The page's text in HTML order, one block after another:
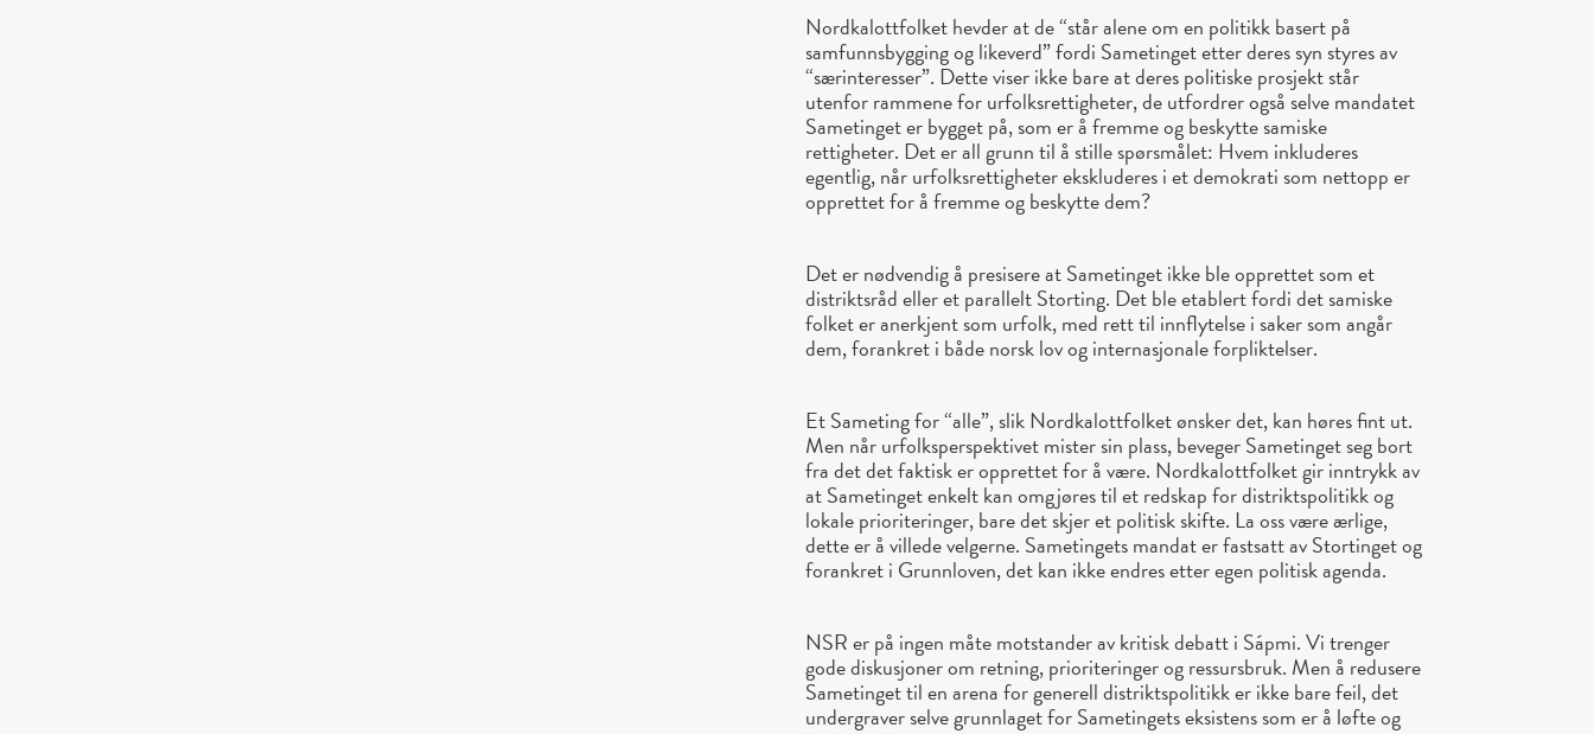
Nordkalottfolket hevder at de “står alene om en politikk basert på
samfunnsbygging og likeverd” fordi Sametinget etter deres syn styres av
“særinteresser”. Dette viser ikke bare at deres politiske prosjekt står
utenfor rammene for urfolksrettigheter, de utfordrer også selve mandatet
Sametinget er bygget på, som er å fremme og beskytte samiske
rettigheter. Det er all grunn til å stille spørsmålet: Hvem inkluderes
egentlig, når urfolksrettigheter ekskluderes i et demokrati som nettopp er
opprettet for å fremme og beskytte dem?
Det er nødvendig å presisere at Sametinget ikke ble opprettet som et
distriktsråd eller et parallelt Storting. Det ble etablert fordi det samiske
folket er anerkjent som urfolk, med rett til innflytelse i saker som angår
dem, forankret i både norsk lov og internasjonale forpliktelser.
Et Sameting for “alle”, slik Nordkalottfolket ønsker det, kan høres fint ut.
Men når urfolksperspektivet mister sin plass, beveger Sametinget seg bort
fra det det faktisk er opprettet for å være. Nordkalottfolket gir inntrykk av
at Sametinget enkelt kan omgjøres til et redskap for distriktspolitikk og
lokale prioriteringer, bare det skjer et politisk skifte. La oss være ærlige,
dette er å villede velgerne. Sametingets mandat er fastsatt av Stortinget og
forankret i Grunnloven, det kan ikke endres etter egen politisk agenda.
NSR er på ingen måte motstander av kritisk debatt i Sápmi. Vi trenger
gode diskusjoner om retning, prioriteringer og ressursbruk. Men å redusere
Sametinget til en arena for generell distriktspolitikk er ikke bare feil, det
undergraver selve grunnlaget for Sametingets eksistens som er å løfte og